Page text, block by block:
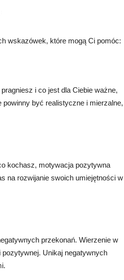
wskazówek, które mogą Ci pomóc:
i co jest dla Ciebie ważne,
powinny być realistyczne i mierzalne,
kochasz, motywacja pozytywna
na rozwijanie swoich umiejętności w
przekonań. Wierzenie w
Unikaj negatywnych